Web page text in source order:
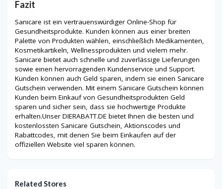
Fazit
Sanicare ist ein vertrauenswürdiger Online-Shop für
Gesundheitsprodukte. Kunden können aus einer breiten
Palette von Produkten wählen, einschließlich Medikamenten,
Kosmetikartikeln, Wellnessprodukten und vielem mehr.
Sanicare bietet auch schnelle und zuverlässige Lieferungen
sowie einen hervorragenden Kundenservice und Support.
Kunden können auch Geld sparen, indem sie einen Sanicare
Gutschein verwenden. Mit einem Sanicare Gutschein können
Kunden beim Einkauf von Gesundheitsprodukten Geld
sparen und sicher sein, dass sie hochwertige Produkte
erhalten.Unser DIERABATT.DE bietet Ihnen die besten und
kostenlossten Sanicare Gutschein, Aktionscodes und
Rabattcodes, mit denen Sie beim Einkaufen auf der
offiziellen Website viel sparen können.
Related Stores